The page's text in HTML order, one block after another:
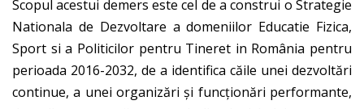
Scopul acestui demers este cel de a construi o Strategie
Nationala de Dezvoltare a domeniilor Educatie Fizica,
Sport si a Politicilor pentru Tineret in România pentru
perioada 2016-2032, de a identifica căile unei dezvoltări
continue, a unei organizări şi funcţionări performante,